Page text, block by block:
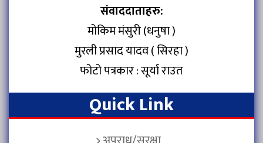
संवाददाताहरु:
मोकिम मंसुरी (धनुषा )
मुरली प्रसाद यादव ( सिरहा )
फोटो पत्रकार : सूर्या राउत
Quick Link